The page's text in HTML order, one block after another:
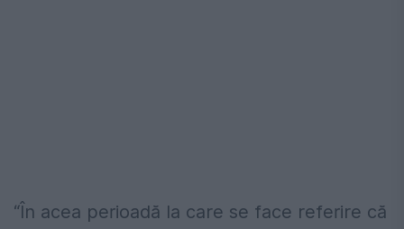
“În acea perioadă la care se face referire că